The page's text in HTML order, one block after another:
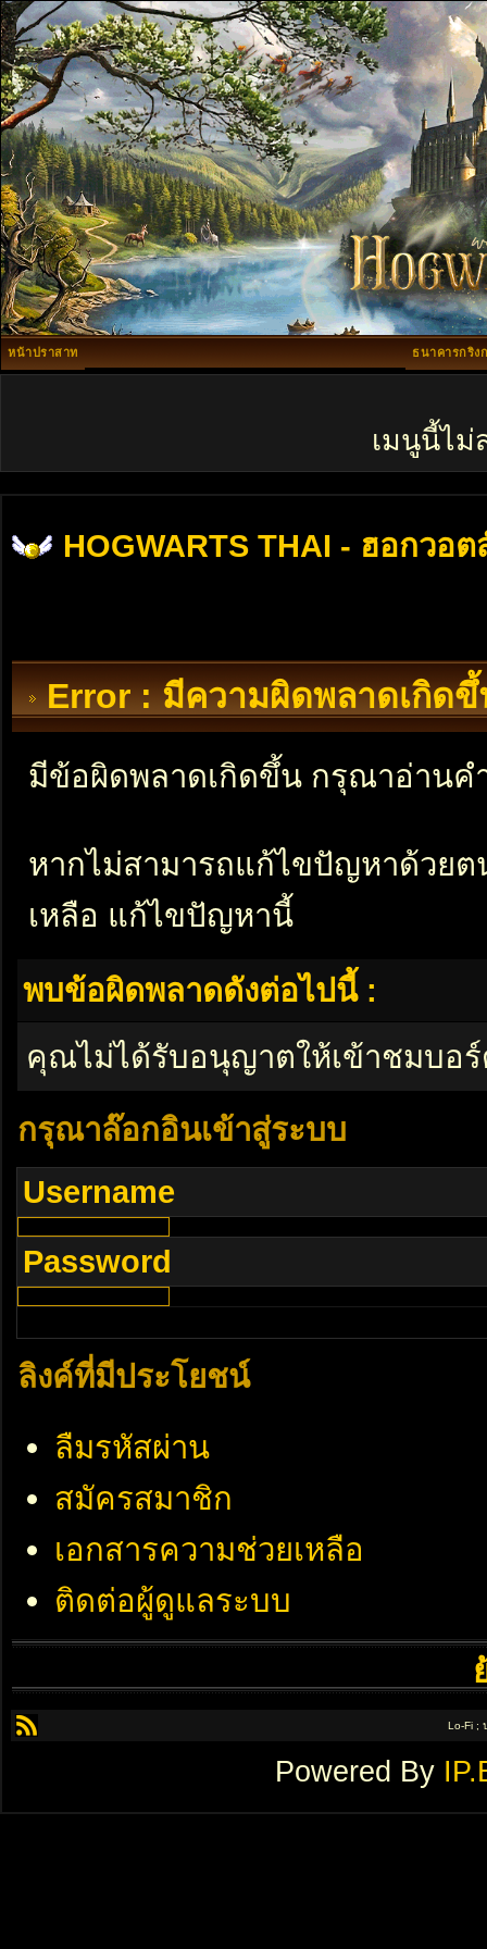
หน้าปราสาท ธนาคารกริง
เมนูนี้ไม่
HOGWARTS THAI - ฮอกวอต
Error : มีความผิดพลาดเกิดขึ้
มีข้อผิดพลาดเกิดขึ้น กรุณาอ่านค
หากไม่สามารถแก้ไขปัญหาด้วย
เหลือ แก้ไขปัญหานี้
พบข้อผิดพลาดดังต่อไปนี้ :
คุณไม่ได้รับอนุญาตให้เข้าชมบอ
กรุณาล๊อกอินเข้าสู่ระบบ
Username
Password
ลิงค์ที่มีประโยชน์
ลืมรหัสผ่าน
สมัครสมาชิก
เอกสารความช่วยเหลือ
ติดต่อผู้ดูแลระบบ
Lo-Fi ;
Powered By